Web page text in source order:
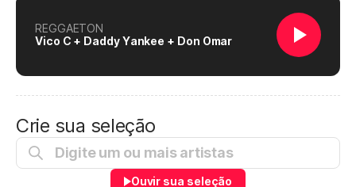
REGGAETON
Vico C + Daddy Yankee + Don Omar
Crie sua seleção
Ouvir sua seleção